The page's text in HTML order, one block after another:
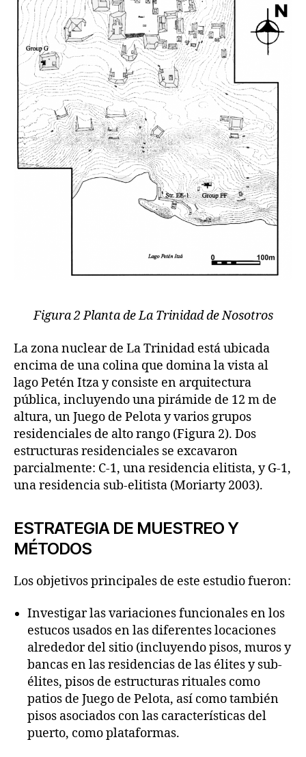
Figura 2 Planta de La Trinidad de Nosotros
La zona nuclear de La Trinidad está ubicada
encima de una colina que domina la vista al
lago Petén Itza y consiste en arquitectura
pública, incluyendo una pirámide de 12 m de
altura, un Juego de Pelota y varios grupos
residenciales de alto rango (Figura 2). Dos
estructuras residenciales se excavaron
parcialmente: C-1, una residencia elitista, y G-1,
una residencia sub-elitista (Moriarty 2003).
ESTRATEGIA DE MUESTREO Y
MÉTODOS
Los objetivos principales de este estudio fueron:
Investigar las variaciones funcionales en los
estucos usados en las diferentes locaciones
alrededor del sitio (incluyendo pisos, muros y
bancas en las residencias de las élites y sub-
élites, pisos de estructuras rituales como
patios de Juego de Pelota, así como también
pisos asociados con las características del
puerto, como plataformas.